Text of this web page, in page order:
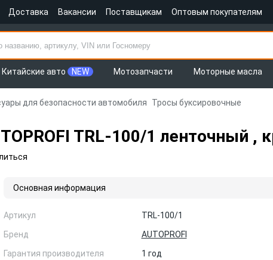
Доставка Вакансии Поставщикам Оптовым покупателям
Китайские авто NEW Мотозапчасти Моторные масла
для безопасности автомобиля Тросы буксировочные
TRL-100/1 ленточный ,
Основная информация
Артикул
TRL-100/1
Бренд
AUTOPROFI
Гарантия производителя
1 год